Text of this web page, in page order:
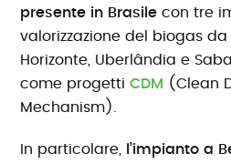
presente in Brasile con tre
valorizzazione del biogas
Horizonte, Uberlândia e
come progettiCDM
(Clean
Mechanism).
In particolare,
l’impianto a